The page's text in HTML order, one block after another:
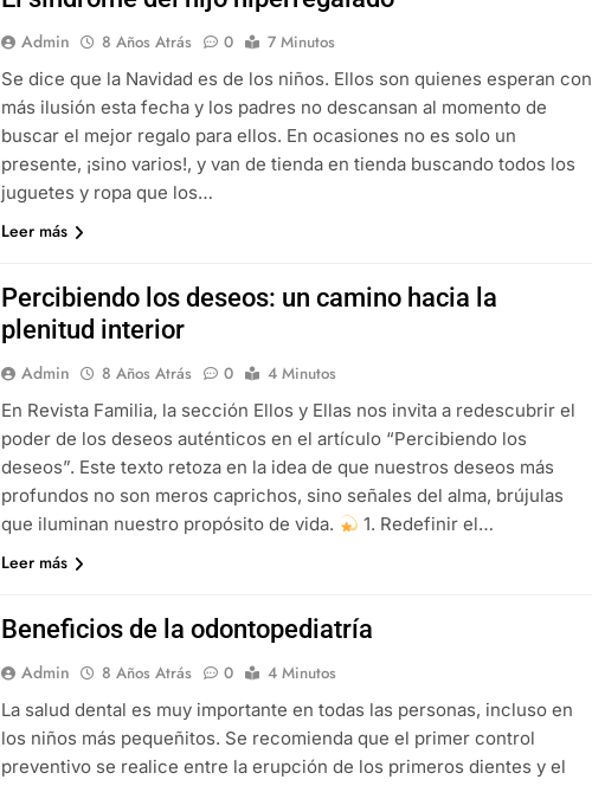
Admin 8 Años Atrás 0
7 Minutos
Se dice que la Navidad es de los niños. Ellos son quienes esperan con
más ilusión esta fecha y los padres no descansan al momento de
buscar el mejor regalo para ellos. En ocasiones no es solo un
presente, ¡sino varios!, y van de tienda en tienda buscando todos los
juguetes y ropa que los…
Leer más
Percibiendo los deseos: un camino hacia la
plenitud interior
Admin 8 Años Atrás 0
4 Minutos
En Revista Familia, la sección Ellos y Ellas nos invita a redescubrir el
poder de los deseos auténticos en el artículo “Percibiendo los
deseos”. Este texto retoza en la idea de que nuestros deseos más
profundos no son meros caprichos, sino señales del alma, brújulas
que iluminan nuestro propósito de vida.
1. Redefinir el…
Leer más
Beneficios de la odontopediatría
Admin 8 Años Atrás 0
4 Minutos
La salud dental es muy importante en todas las personas, incluso en
los niños más pequeñitos. Se recomienda que el primer control
preventivo se realice entre la erupción de los primeros dientes y el